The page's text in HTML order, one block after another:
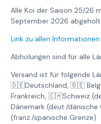
Alle Koi der Saison 25/26
September 2026
Link zu allen Informationen
Abholungen sind für alle
Versand ist für folgende
🇩🇪Deutschland, 🇧🇪
Frankreich, 🇨🇭Schweiz
Dänemark (deut./
(franz./spanische Grenze)